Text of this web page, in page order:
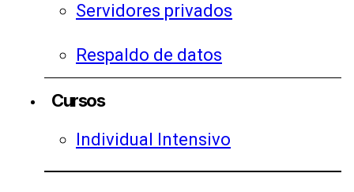
Servidores privados
Respaldo de datos
Cursos
Individual Intensivo